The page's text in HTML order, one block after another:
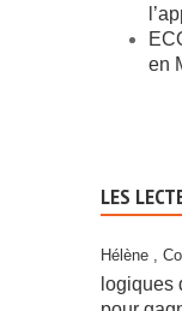
en
LES
Hélène ,
logiques